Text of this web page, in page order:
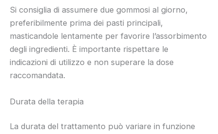
Si consiglia di assumere due gommosi al giorno,
preferibilmente prima dei pasti principali,
masticandole lentamente per favorire l’assorbimento
degli ingredienti. È importante rispettare le
indicazioni di utilizzo e non superare la dose
raccomandata.
Durata della terapia
La durata del trattamento può variare in funzione